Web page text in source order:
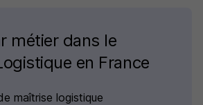
métier dans le
en France
maîtrise logistique